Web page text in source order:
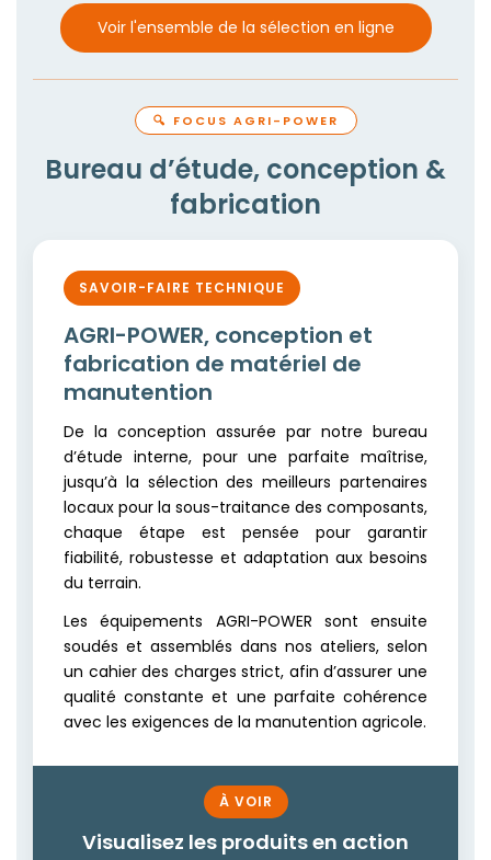
Voir l'ensemble de la sélection en ligne
🔍 FOCUS AGRI-POWER
Bureau d’étude, conception &
fabrication
SAVOIR-FAIRE TECHNIQUE
AGRI-POWER, conception et
fabrication de matériel de
manutention
De la conception assurée par notre bureau
d’étude interne, pour une parfaite maîtrise,
jusqu’à la sélection des meilleurs partenaires
locaux pour la sous-traitance des composants,
chaque étape est pensée pour garantir
fiabilité, robustesse et adaptation aux besoins
du terrain.
Les équipements AGRI-POWER sont ensuite
soudés et assemblés dans nos ateliers, selon
un cahier des charges strict, afin d’assurer une
qualité constante et une parfaite cohérence
avec les exigences de la manutention agricole.
À VOIR
Visualisez les produits en action